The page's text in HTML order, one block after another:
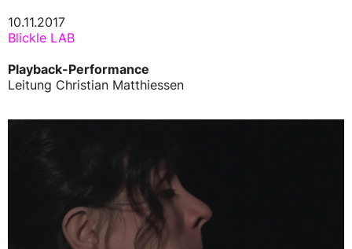
10.11.2017
Blickle LAB
Playback-Performance
Leitung Christian Matthiessen